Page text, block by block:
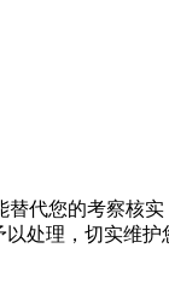
代您的考察核
处理，切实维护